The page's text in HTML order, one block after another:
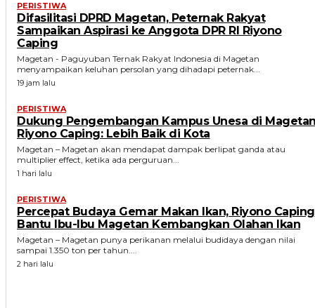
PERISTIWA
Difasilitasi DPRD Magetan, Peternak Rakyat
Sampaikan Aspirasi ke Anggota DPR RI Riyono
Caping
Magetan - Paguyuban Ternak Rakyat Indonesia di Magetan
menyampaikan keluhan persolan yang dihadapi peternak...
19 jam lalu
PERISTIWA
Dukung Pengembangan Kampus Unesa di
Riyono Caping: Lebih Baik di Kota
Magetan – Magetan akan mendapat dampak berlipat ganda atau
multiplier effect, ketika ada perguruan...
1 hari lalu
PERISTIWA
Percepat Budaya Gemar Makan Ikan, Riyono Caping
Bantu Ibu-Ibu Magetan Kembangkan Olahan Ikan
Magetan – Magetan punya perikanan melalui budidaya dengan nilai
sampai 1.350 ton per tahun....
2 hari lalu